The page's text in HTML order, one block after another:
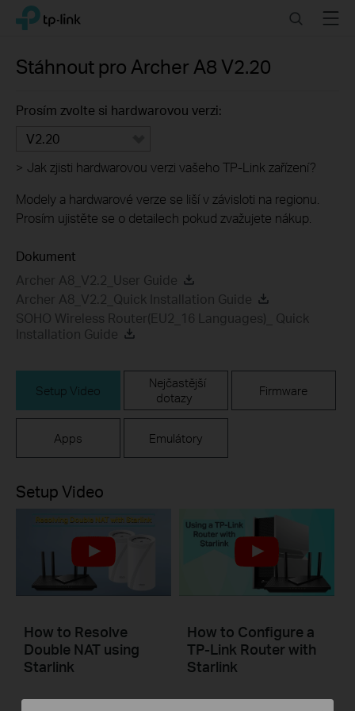
Click
navigation
TP-Link, Reliably Smart SearchMenu
Stáhnout pro Archer A8 V2.20
Prosím zvolte si hardwarovou verzi:
V2.20
> Jak zjisti hardwarovou verzi vašeho TP-Link zařízení?
Modely a hardwarové verze se liší v závisloti na regionu.
Prosím ujistěte se o detailech pokud zvažujete nákup.
Dokument
Archer A8_V2.2_User Guide
Archer A8_V2.2_Quick Installation Guide
SOHO Wireless Router(EU2_16 Languages)_ Quick
Installation Guide
Setup Video
Nejčastější
dotazy
Firmware
Apps Emulátory
Setup Video
How to Resolve
Double NAT using
Starlink
How to Configure a
TP-Link Router with
Starlink